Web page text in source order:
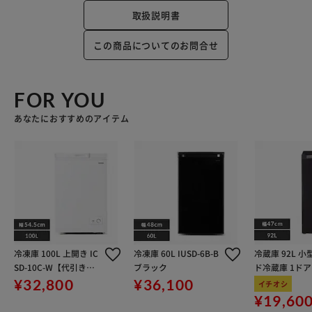
取扱説明書
この商品についてのお問合せ
FOR YOU
あなたにおすすめのアイテム
冷凍庫 100L 上開き IC
SD-10C-W【代引き不
可】
¥32,800
冷凍庫 60L IUSD-6B-B
ブラック
¥36,100
冷蔵庫 92L 小
ド冷蔵庫 1ド
m PRC-
ック
イチオシ